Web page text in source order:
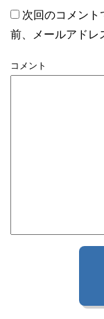
次回のコメント
前、メールアドレ
コメント